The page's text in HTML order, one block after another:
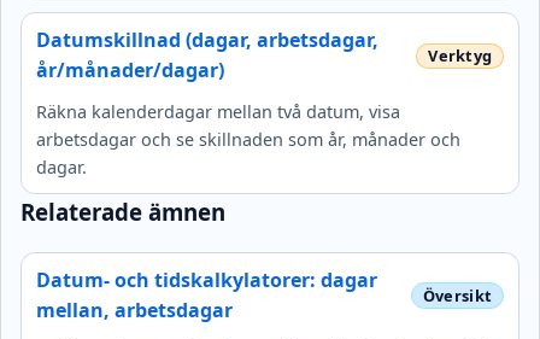
Datumskillnad (dagar, arbetsdagar,
år/månader/dagar)
Räkna kalenderdagar mellan två datum, visa
arbetsdagar och se skillnaden som år, månader och
dagar.
Relaterade ämnen
Datum- och tidskalkylatorer: dagar
mellan, arbetsdagar